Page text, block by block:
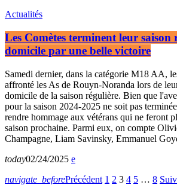
Actualités
Les Comètes terminent leur saison
domicile par une belle victoire
Samedi dernier, dans la catégorie M18 AA,
affronté les As de Rouyn-Noranda lors de
domicile de la saison régulière. Bien que
pour la saison 2024-2025 ne soit pas
rendre hommage aux vétérans qui ne feront
saison prochaine. Parmi eux, on compte
Champagne, Liam Savinsky, Emmanuel
today02/24/2025
navigate_beforePrécédent 1 2 3 4 5 … 8